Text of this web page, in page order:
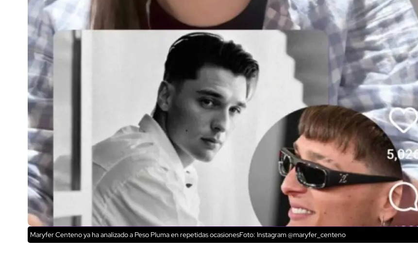
Maryfer Centeno ya ha analizado a Peso Pluma en repetidas ocasionesFoto: Instagram @maryfer_centeno